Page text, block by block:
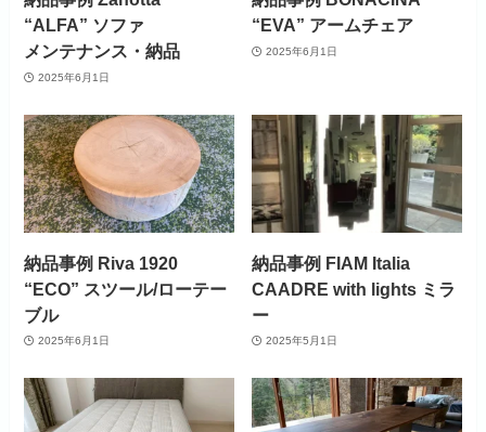
“ALFA” ソファ
メンテナンス・納品
2025年6月1日
“EVA” アームチェア
2025年6月1日
納品事例 Riva 1920
“ECO” スツール/ローテー
ブル
2025年6月1日
納品事例 FIAM Italia
CAADRE with lights ミラ
ー
2025年5月1日